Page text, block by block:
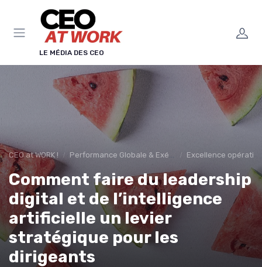
LE MÉDIA DES CEO
CEO at WORK ! Performance Globale & Exécution Excellence
Comment faire du leadership
digital et de l’intelligence
artificielle un levier
stratégique pour les
dirigeants
Panneau de gestion des cookies